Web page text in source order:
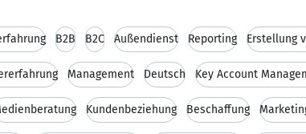
B2B B2C Außendienst Reporting Erstellung
Management Deutsch Key Account
Kundenbeziehung Beschaffung